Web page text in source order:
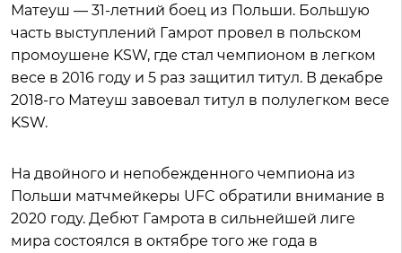
Матеуш — 31-летний боец из Польши. Большую
часть выступлений Гамрот провел в польском
промоушене KSW, где стал чемпионом в легком
весе в 2016 году и 5 раз защитил титул. В декабре
2018-го Матеуш завоевал титул в полулегком весе
KSW.
На двойного и непобежденного чемпиона из
Польши матчмейкеры UFC обратили внимание в
2020 году. Дебют Гамрота в сильнейшей лиге
мира состоялся в октябре того же года в